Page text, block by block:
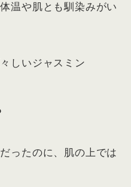
温や肌とも馴染みがい
しいジャスミン
ったのに、肌の上では